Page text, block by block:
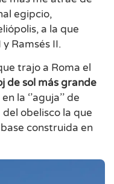
egipcio,
a la que
Ramsés II.
trajo a Roma el
de sol más grande
la ‘’aguja’’ de
obelisco la que
construida en